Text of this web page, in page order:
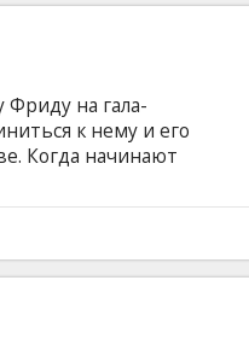
Фриду на гала-
к нему и его
Когда начинают
латышском и